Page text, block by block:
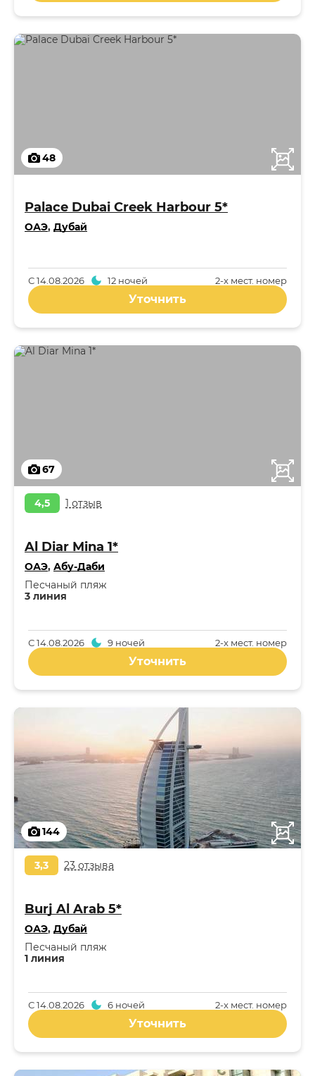
48
Palace Dubai Creek Harbour 5*
ОАЭ, Дубай
2-x мест. номер
С14.08.2026 12 ночей
Уточнить
67
4,5 1 отзыв
Al Diar Mina 1*
ОАЭ, Абу-Даби
3 линия
Песчаный пляж
2-x мест. номер
С14.08.2026 9 ночей
Уточнить
144
3,3 23 отзыва
Burj Al Arab 5*
ОАЭ, Дубай
1 линия
Песчаный пляж
2-x мест. номер
С14.08.2026 6 ночей
Уточнить